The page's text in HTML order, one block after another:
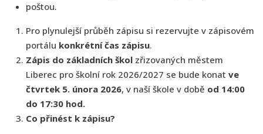
poštou.
Pro plynulejší průběh zápisu si rezervujte v zápisovém
portálu konkrétní čas zápisu.
Zápis do základních škol zřizovaných městem
Liberec pro školní rok 2026/2027 se bude konat ve
čtvrtek 5. února 2026, v naší škole v době od 14:00
do 17:30 hod.
Co přinést k zápisu?